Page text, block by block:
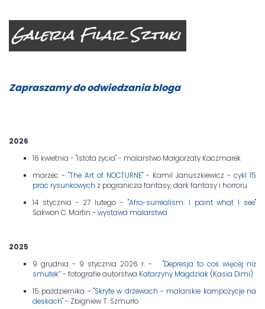
Zapraszamy do odwiedzania bloga
2026
16 kwietnia - "Istota życia" - malarstwo Małgorzaty Kaczmarek
marzec - "The Art of NOCTURNE" - Kamil Januszkiewicz - cykl 15
prac rysunkowych z pogranicza fantasy, dark fantasy i horroru
14 stycznia - 27 lutego - "Afro-surrealism: I paint what I see"
Sakwon C. Martin - wystawa malarstwa
2025
9 grudnia - 9 stycznia 2026 r. -
"Depresja to coś więcej niż
smutek”- fotografie autorstwa Katarzyny Magdziak (Kasia Dimi)
15 października - "Skryte w drzewach - malarskie kompozycje na
deskach"- Zbigniew T. Szmurło